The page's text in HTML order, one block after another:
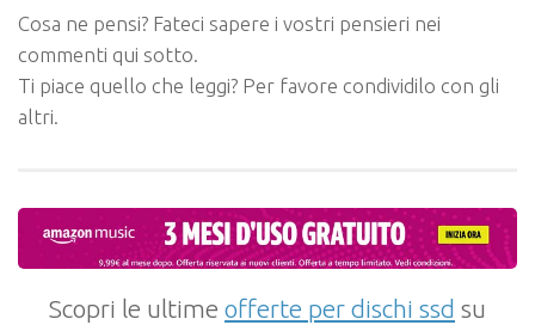
Cosa ne pensi? Fateci sapere i vostri pensieri nei
commenti qui sotto.
Ti piace quello che leggi? Per favore condividilo con gli
altri.
Scopri le ultime offerte per dischi ssd su